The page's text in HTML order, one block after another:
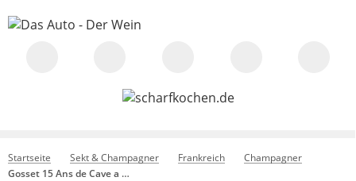
Startseite Sekt & Champagner Frankreich
Champagner
Gosset 15 Ans de Cave a Minima Brut